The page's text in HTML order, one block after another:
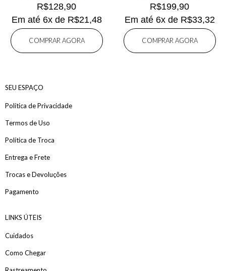
R$128,90
Em até 6x de R$21,48
COMPRAR AGORA
R$199,90
Em até 6x de R$33,32
COMPRAR AGORA
SEU ESPAÇO
Política de Privacidade
Termos de Uso
Política de Troca
Entrega e Frete
Trocas e Devoluções
Pagamento
LINKS ÚTEIS
Cuidados
Como Chegar